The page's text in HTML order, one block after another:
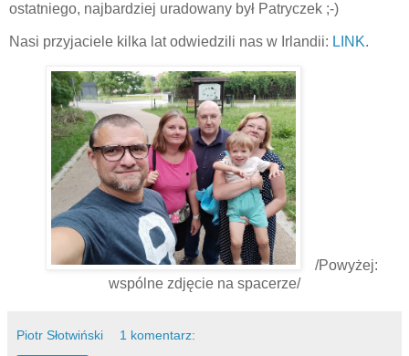
ostatniego, najbardziej uradowany był Patryczek ;-)
Nasi przyjaciele kilka lat odwiedzili nas w Irlandii: LINK.
/Powyżej:
wspólne zdjęcie na spacerze/
Piotr Słotwiński 1 komentarz: